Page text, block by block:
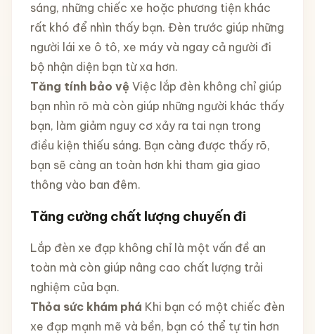
sáng, những chiếc xe hoặc phương tiện khác
rất khó để nhìn thấy bạn. Đèn trước giúp những
người lái xe ô tô, xe máy và ngay cả người đi
bộ nhận diện bạn từ xa hơn.
Tăng tính bảo vệ Việc lắp đèn không chỉ giúp
bạn nhìn rõ mà còn giúp những người khác thấy
bạn, làm giảm nguy cơ xảy ra tai nạn trong
điều kiện thiếu sáng. Bạn càng được thấy rõ,
bạn sẽ càng an toàn hơn khi tham gia giao
thông vào ban đêm.
Tăng cường chất lượng chuyến đi
Lắp đèn xe đạp không chỉ là một vấn đề an
toàn mà còn giúp nâng cao chất lượng trải
nghiệm của bạn.
Thỏa sức khám phá Khi bạn có một chiếc đèn
xe đạp mạnh mẽ và bền, bạn có thể tự tin hơn